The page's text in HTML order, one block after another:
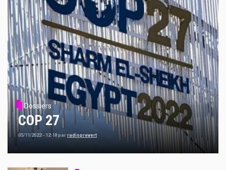
Dossiers
COP 27
05/11/2022 - 12:18parradioprevert